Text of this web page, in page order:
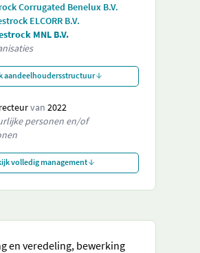
Corrugated Benelux B.V.
ELCORR B.V.
MNL B.V.
aandeelhoudersstructuur
van 2022
personen en/of
volledig management
en veredeling, bewerking